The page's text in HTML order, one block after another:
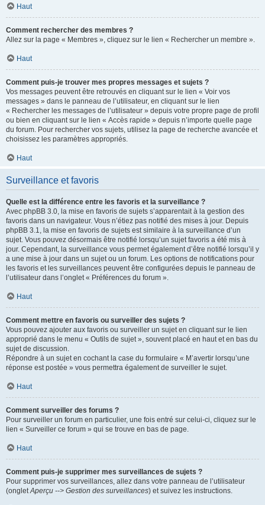
Haut
Comment rechercher des membres ?
Allez sur la page « Membres », cliquez sur le lien « Rechercher un membre ».
Haut
Comment puis-je trouver mes propres messages et sujets ?
Vos messages peuvent être retrouvés en cliquant sur le lien « Voir vos
messages » dans le panneau de l’utilisateur, en cliquant sur le lien
« Rechercher les messages de l’utilisateur » depuis votre propre page de profil
ou bien en cliquant sur le lien « Accès rapide » depuis n’importe quelle page
du forum. Pour rechercher vos sujets, utilisez la page de recherche avancée et
choisissez les paramètres appropriés.
Haut
Surveillance et favoris
Quelle est la différence entre les favoris et la surveillance ?
Avec phpBB 3.0, la mise en favoris de sujets s’apparentait à la gestion des
favoris dans un navigateur. Vous n’étiez pas notifié des mises à jour. Depuis
phpBB 3.1, la mise en favoris de sujets est similaire à la surveillance d’un
sujet. Vous pouvez désormais être notifié lorsqu’un sujet favoris a été mis à
jour. Cependant, la surveillance vous permet également d’être notifié lorsqu’il y
a une mise à jour dans un sujet ou un forum. Les options de notifications pour
les favoris et les surveillances peuvent être configurées depuis le panneau de
l’utilisateur dans l’onglet « Préférences du forum ».
Haut
Comment mettre en favoris ou surveiller des sujets ?
Vous pouvez ajouter aux favoris ou surveiller un sujet en cliquant sur le lien
approprié dans le menu « Outils de sujet », souvent placé en haut et en bas du
sujet de discussion.
Répondre à un sujet en cochant la case du formulaire « M’avertir lorsqu’une
réponse est postée » vous permettra également de surveiller le sujet.
Haut
Comment surveiller des forums ?
Pour surveiller un forum en particulier, une fois entré sur celui-ci, cliquez sur le
lien « Surveiller ce forum » qui se trouve en bas de page.
Haut
Comment puis-je supprimer mes surveillances de sujets ?
Pour supprimer vos surveillances, allez dans votre panneau de l’utilisateur
(ongletAperçu --> Gestion des surveillances) et suivez les instructions.